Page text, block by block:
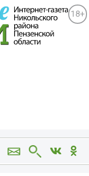
18+